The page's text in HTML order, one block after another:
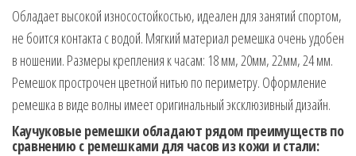
Обладает высокой износостойкостью, идеален для занятий спортом,
не боится контакта с водой. Мягкий материал ремешка очень удобен
в ношении. Размеры крепления к часам: 18 мм, 20мм, 22мм, 24 мм.
Ремешок прострочен цветной нитью по периметру. Оформление
ремешка в виде волны имеет оригинальный эксклюзивный дизайн.
Каучуковые ремешки обладают рядом преимуществ по
сравнению с ремешками для часов из кожи и стали: